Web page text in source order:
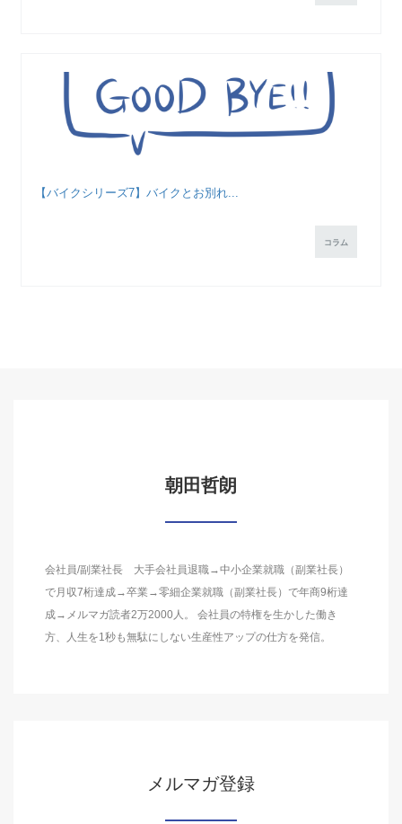
【バイクシリーズ7】バイクとお別れ...
コラム
朝田哲朗
会社員/副業社長 大手会社員退職→中小企業就職（副業社長）
で月収7桁達成→卒業→零細企業就職（副業社長）で年商9桁達
成→メルマガ読者2万2000人。 会社員の特権を生かした働き
方、人生を1秒も無駄にしない生産性アップの仕方を発信。
メルマガ登録